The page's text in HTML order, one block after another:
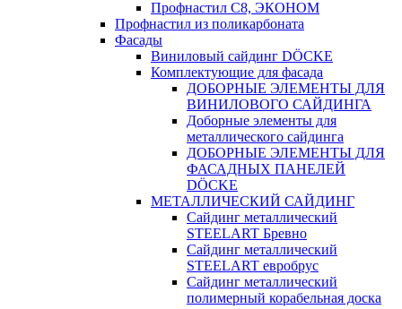
Профнастил С8, ЭКОНОМ
Профнастил из поликарбоната
Фасады
Виниловый сайдинг DÖCKE
Комплектующие для фасада
ДОБОРНЫЕ ЭЛЕМЕНТЫ ДЛЯ
ВИНИЛОВОГО САЙДИНГА
Доборные элементы для
металлического сайдинга
ДОБОРНЫЕ ЭЛЕМЕНТЫ ДЛЯ
ФАСАДНЫХ ПАНЕЛЕЙ
DÖCKE
МЕТАЛЛИЧЕСКИЙ САЙДИНГ
Сайдинг металлический
STEELART Бревно
Сайдинг металлический
STEELART евробрус
Сайдинг металлический
полимерный корабельная доска